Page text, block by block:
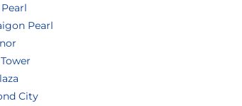
Pearl
City